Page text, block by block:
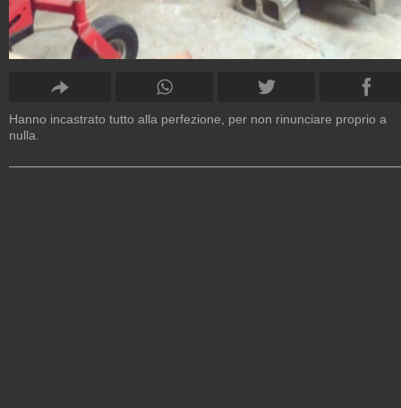
Hanno incastrato tutto alla perfezione, per non rinunciare proprio a
nulla.